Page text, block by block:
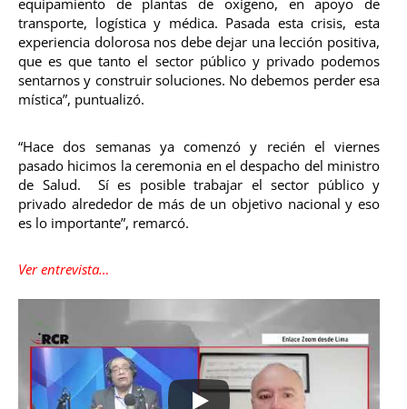
equipamiento de plantas de oxígeno, en apoyo de
transporte, logística y médica. Pasada esta crisis, esta
experiencia dolorosa nos debe dejar una lección positiva,
que es que tanto el sector público y privado podemos
sentarnos y construir soluciones. No debemos perder esa
mística”, puntualizó.
“Hace dos semanas ya comenzó y recién el viernes
pasado hicimos la ceremonia en el despacho del ministro
de Salud. Sí es posible trabajar el sector público y
privado alrededor de más de un objetivo nacional y eso
es lo importante”, remarcó.
Ver entrevista…